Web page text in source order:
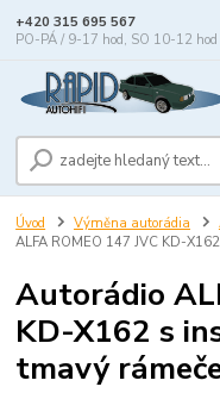
+420 315 695 567
PO-PÁ / 9-17 hod, SO 10-12 hod
Úvod Výměna autorádia
ALFA ROMEO 147 JVC KD-
Autorádio
KD-X162 s
tmavý